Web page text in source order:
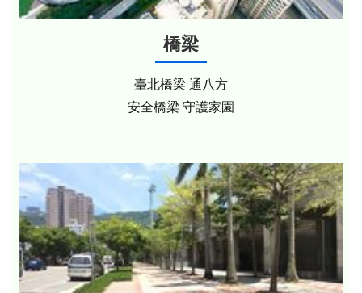
橋梁
臺北橋梁 通八方
安全橋梁 守護家園